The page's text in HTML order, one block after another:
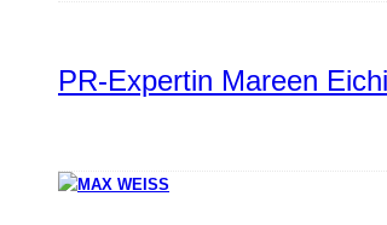
PR-Expertin Mareen